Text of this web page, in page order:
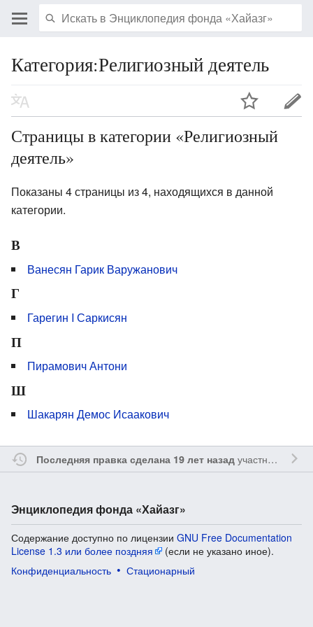
Категория:Религиозный деятель
Страницы в категории «Религиозный
деятель»
Показаны 4 страницы из 4, находящихся в данной
категории.
В
Ванесян Гарик Варужанович
Г
Гарегин I Саркисян
П
Пирамович Антони
Ш
Шакарян Демос Исаакович
Последняя правка сделана 19 лет назадучастником
Энциклопедия фонда «Хайазг»
Содержание доступно по лицензии GNU Free Documentation
License 1.3 или более поздняя
(если не указано иное).
Конфиденциальность
Стационарный